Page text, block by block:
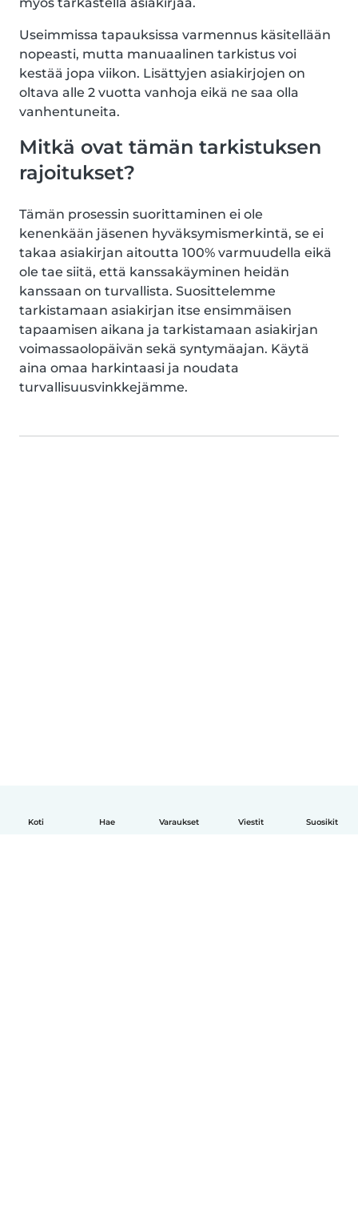
Koti Hae Varaukset Viestit Suosikit
Useimmissa tapauksissa varmennus käsitellään
nopeasti, mutta manuaalinen tarkistus voi
kestää jopa viikon. Lisättyjen asiakirjojen on
oltava alle 2 vuotta vanhoja eikä ne saa olla
vanhentuneita.
Mitkä ovat tämän tarkistuksen
rajoitukset?
Tämän prosessin suorittaminen ei ole
kenenkään jäsenen hyväksymismerkintä, se ei
takaa asiakirjan aitoutta 100% varmuudella eikä
ole tae siitä, että kanssakäyminen heidän
kanssaan on turvallista. Suosittelemme
tarkistamaan asiakirjan itse ensimmäisen
tapaamisen aikana ja tarkistamaan asiakirjan
voimassaolopäivän sekä syntymäajan. Käytä
aina omaa harkintaasi ja noudata
turvallisuusvinkkejämme.